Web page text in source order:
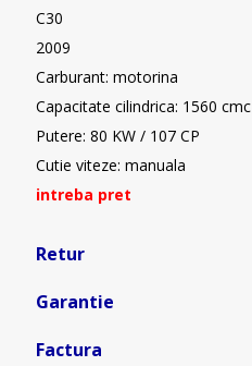
C30
2009
Carburant: motorina
Capacitate cilindrica: 1560 cmc
Putere: 80 KW / 107 CP
Cutie viteze: manuala
intreba pret
Retur
Garantie
Factura